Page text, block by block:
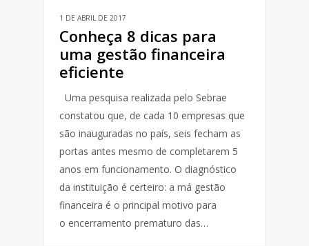
1 DE ABRIL DE 2017
Conheça 8 dicas para
uma gestão financeira
eficiente
Uma pesquisa realizada pelo Sebrae
constatou que, de cada 10 empresas que
são inauguradas no país, seis fecham as
portas antes mesmo de completarem 5
anos em funcionamento. O diagnóstico
da instituição é certeiro: a má gestão
financeira é o principal motivo para
o encerramento prematuro das…